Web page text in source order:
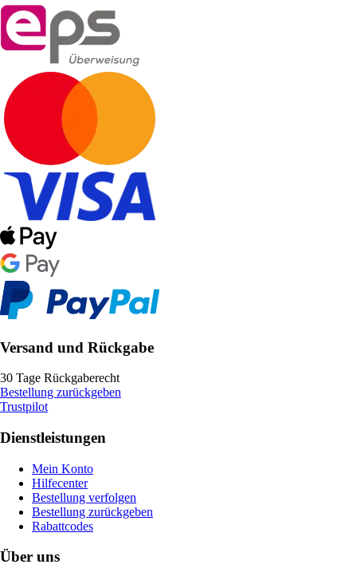
Versand und Rückgabe
30 Tage Rückgaberecht
Bestellung zurückgeben
Trustpilot
Dienstleistungen
Mein Konto
Hilfecenter
Bestellung verfolgen
Bestellung zurückgeben
Rabattcodes
Über uns